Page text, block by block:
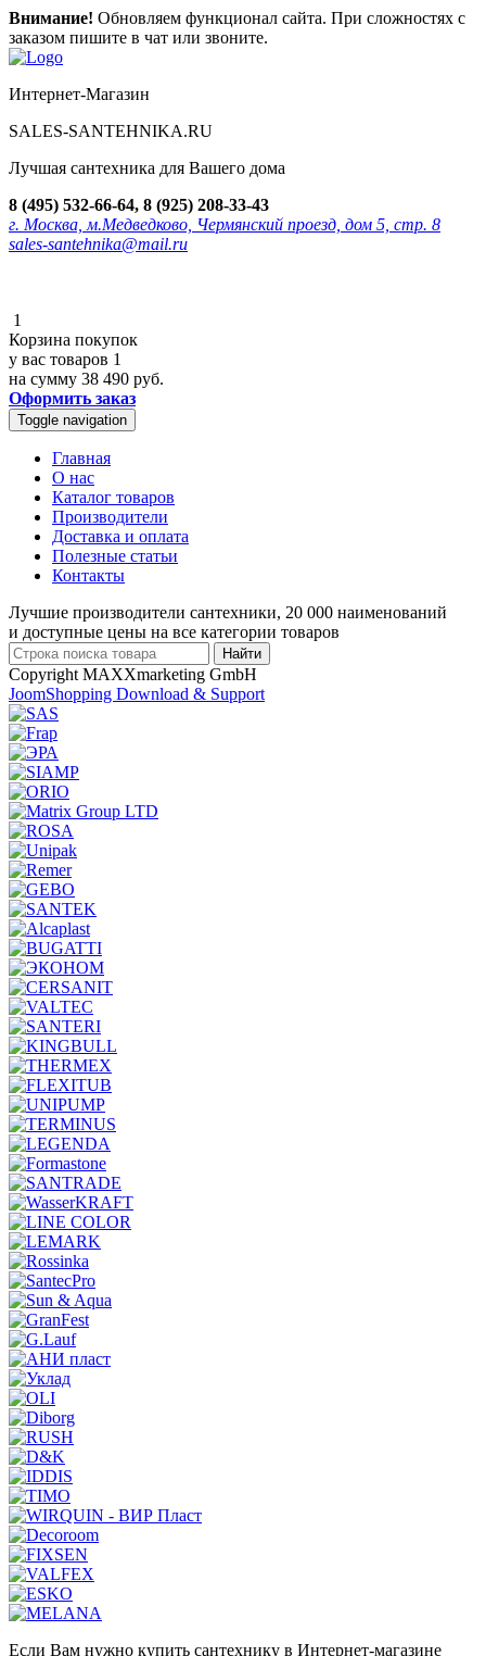
Внимание! Обновляем функционал сайта. При сложностях с
заказом пишите в чат или звоните.
Интернет-Магазин
SALES-SANTEHNIKA.RU
Лучшая сантехника для Вашего дома
8 (495) 532-66-64, 8 (925) 208-33-43
г. Москва, м.Медведково, Чермянский проезд, дом 5, стр. 8
sales-santehnika@mail.ru
1
Корзина покупок
у вас товаров 1
на сумму 38 490 руб.
Оформить заказ
Toggle navigation
Главная
О нас
Каталог товаров
Производители
Доставка и оплата
Полезные статьи
Контакты
Лучшие производители сантехники, 20 000 наименований
и доступные цены на все категории товаров
Copyright MAXXmarketing GmbH
JoomShopping Download & Support
Если Вам нужно купить сантехнику в Интернет-магазине